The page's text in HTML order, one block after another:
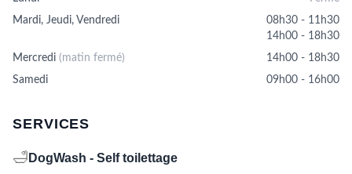
Mardi, Jeudi, Vendredi
08h30 - 11h30
14h00 - 18h30
Mercredi (matin fermé)
14h00 - 18h30
Samedi
09h00 - 16h00
SERVICES
🛁 DogWash - Self toilettage